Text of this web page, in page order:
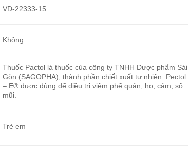
VD-22333-15
Không
Thuốc Pactol là thuốc của công ty TNHH Dược phẩm Sài
Gòn (SAGOPHA), thành phần chiết xuất tự nhiên. Pectol
– E® được dùng để điều trị viêm phế quản, ho, cảm, sổ
mũi.
Trẻ em